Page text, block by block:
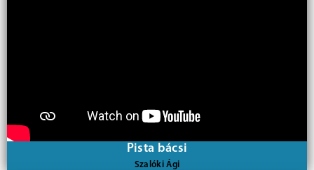
Pista bácsi
Szalóki Ági